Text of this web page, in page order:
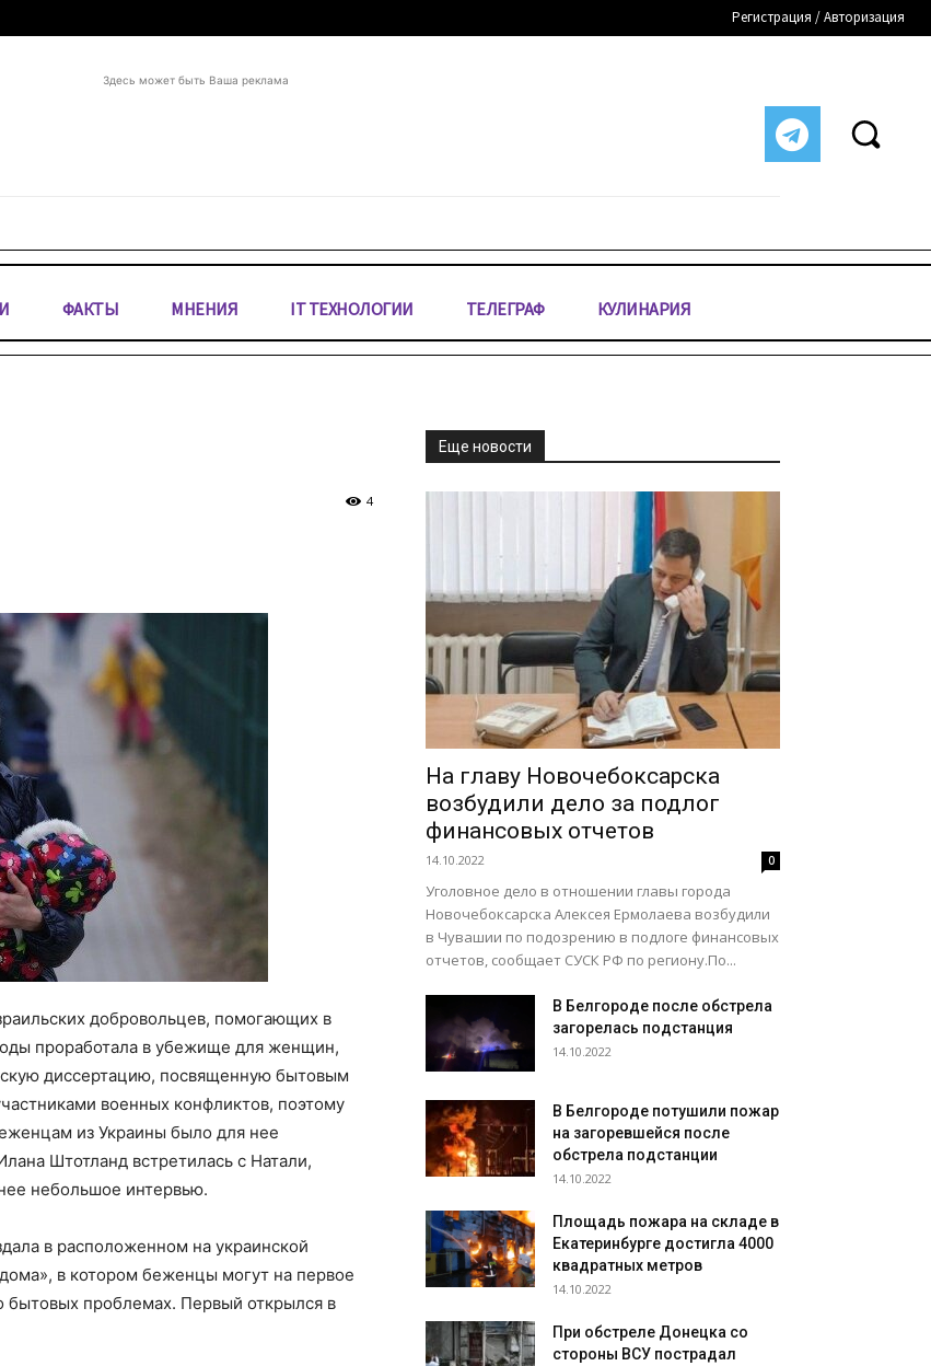
Регистрация / Авторизация
Здесь может быть Ваша реклама
ФАКТЫ МНЕНИЯ IT ТЕХНОЛОГИИ ТЕЛЕГРАФ КУЛИНАРИЯ
4
добровольцев, помогающих в
проработала в убежище для женщин,
диссертацию, посвященную бытовым
военных конфликтов, поэтому
из Украины было для нее
Штотланд встретилась с Натали,
небольшое интервью.
в расположенном на украинской
в котором беженцы могут на первое
бытовых проблемах. Первый открылся в
Еще новости
На главу Новочебоксарска
возбудили дело за подлог
финансовых отчетов
14.10.2022 0
Уголовное дело в отношении главы города
Новочебоксарска Алексея Ермолаева возбудили
в Чувашии по подозрению в подлоге финансовых
отчетов, сообщает СУСК РФ по региону.По...
В Белгороде после обстрела
загорелась подстанция
14.10.2022
В Белгороде потушили пожар
на загоревшейся после
обстрела подстанции
14.10.2022
Площадь пожара на складе в
Екатеринбурге достигла 4000
квадратных метров
14.10.2022
При обстреле Донецка со
стороны ВСУ пострадал